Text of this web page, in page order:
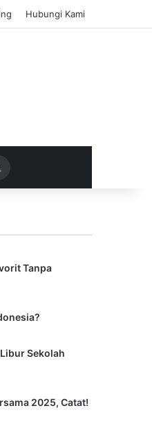
Hubungi Kami
for
Tanpa
Sekolah
2025, Catat!